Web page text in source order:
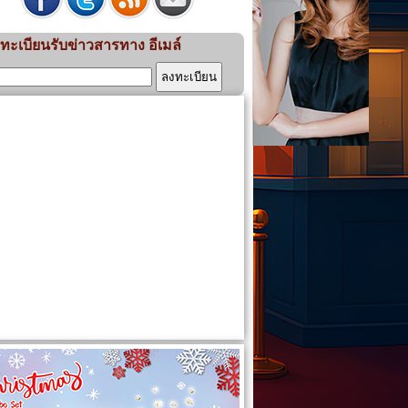
ะเบียนรับข่าวสารทาง อีเมล์